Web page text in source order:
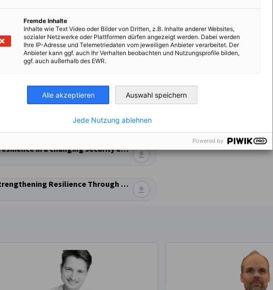
cyberattacks
That Never Stops”
NESA, Axel Hagelstam - Security of supply and resilience in a changing security environment
Timo Jaatinen - From Risk to Preparedness – Strengthening Resilience Through Partnerships
Fremde Inhalte
Inhalte wie Text Video oder Bilder von Dritten, z.B. Inhalte anderer Websites,
sozialer Netzwerke oder Plattformen dürfen angezeigt werden. Dabei werden
Ihre IP-Adresse und Telemetriedaten vom jeweiligen Anbieter verarbeitet. Der
Anbieter kann ggf. auch Ihr Verhalten beobachten und Nutzungsprofile bilden,
ggf. auch außerhalb des EWR.
Alle akzeptieren Auswahl speichern
Jede Nutzung ablehnen
Powered by